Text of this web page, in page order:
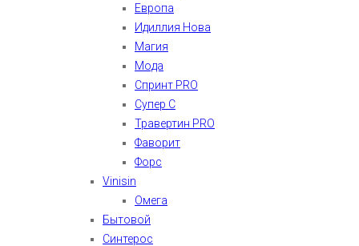
Европа
Идиллия Нова
Магия
Мода
Спринт PRO
Супер С
Травертин PRO
Фаворит
Форс
Vinisin
Омега
Бытовой
Синтерос